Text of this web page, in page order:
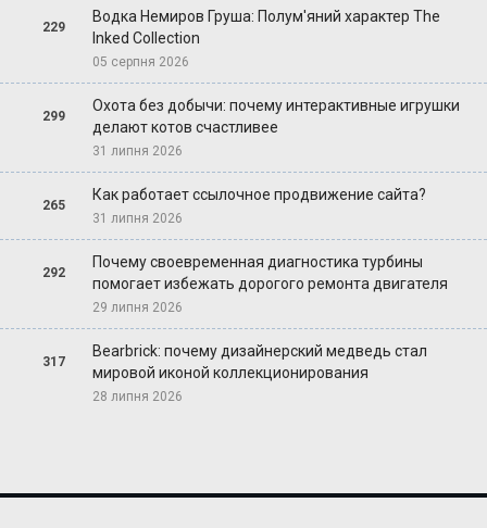
229
Водка Немиров Груша: Полум'яний характер The
Inked Collection
05 серпня 2026
299
Охота без добычи: почему интерактивные игрушки
делают котов счастливее
31 липня 2026
265
Как работает ссылочное продвижение сайта?
31 липня 2026
292
Почему своевременная диагностика турбины
помогает избежать дорогого ремонта двигателя
29 липня 2026
317
Bearbrick: почему дизайнерский медведь стал
мировой иконой коллекционирования
28 липня 2026